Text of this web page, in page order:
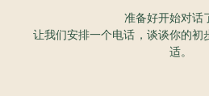
准备好开始对话
让我们安排一个电话，谈谈你的初
适。